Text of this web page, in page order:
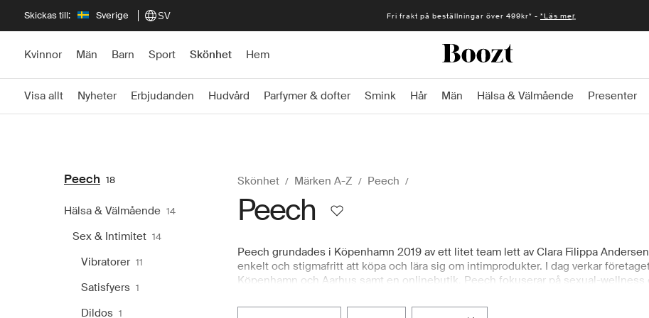
Skickas till: Sverige SV Fri frakt på beställningar över 499kr* - *Läs mer
Kvinnor Män Barn Sport Skönhet Hem
Visa allt Nyheter Erbjudanden Hudvård Parfymer & dofter Smink Hår Män Hälsa & Välmående Presenter
Peech 18
Hälsa & Välmående 14
Sex & Intimitet 14
Vibratorer 11
Satisfyers 1
Dildos 1
Skönhet Märken A-Z Peech
Peech
Peech grundades i Köpenhamn 2019 av ett litet team lett av Clara Filippa
enkelt och stigmafritt att köpa och lära sig om intimprodukter. I dag verkar
Köpenhamn och Aarhus samt en onlinebutik. Peech fokuserar på sexual-
vägledning så att du kan välja med trygghet. Peech utmärker sig med ett